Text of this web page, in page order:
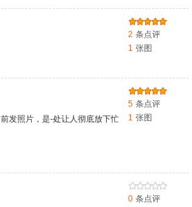
2 条点评
1 张图
发照片，是-处让人彻底放下忙
5 条点评
1 张图
0 条点评